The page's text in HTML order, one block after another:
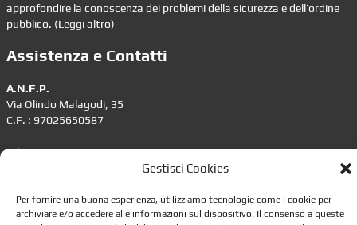
Gestisci Cookies
Per fornire una buona esperienza, utilizziamo tecnologie come i cookie per
archiviare e/o accedere alle informazioni sul dispositivo. Il consenso a queste
approfondire la conoscenza dei problemi della sicurezza e dell’ordine
pubblico. (Leggi altro)
Assistenza e Contatti
A.N.F.P.
Via Olindo Malagodi, 35
C.F. : 97025650587
tel. 06.4386636 – 06.4393676
segreteria.nazionale@anfp.it
Responsabile trattamento dati personali: dpo@anfp.it